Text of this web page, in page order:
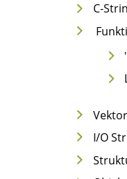
C-
I/O